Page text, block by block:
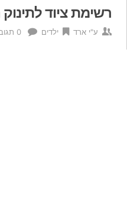
רשימת ציוד
ע"י ארד ילדים 0 תגובות